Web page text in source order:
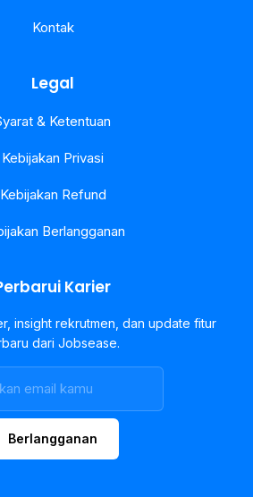
Kontak
Legal
& Ketentuan
Kebijakan Privasi
Kebijakan Refund
Berlangganan
Karier
insight rekrutmen, dan update fitur
dari Jobsease.
Berlangganan